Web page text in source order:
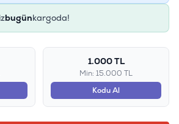
bugünkargoda!
1.000 TL
Min: 15.000 TL
Kodu Al